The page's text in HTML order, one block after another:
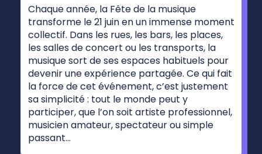
Chaque année, la Fête de la musique
transforme le 21 juin en un immense moment
collectif. Dans les rues, les bars, les places,
les salles de concert ou les transports, la
musique sort de ses espaces habituels pour
devenir une expérience partagée. Ce qui fait
la force de cet événement, c’est justement
sa simplicité : tout le monde peut y
participer, que l’on soit artiste professionnel,
musicien amateur, spectateur ou simple
passant...